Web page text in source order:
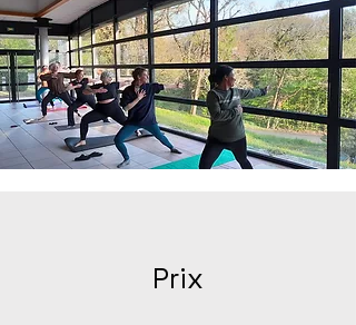
Prix